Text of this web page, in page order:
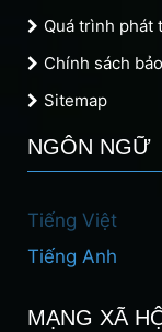
Quá trình phát
Chính sách
Sitemap
NGÔN NGỮ
Tiếng Việt
Tiếng Anh
MẠNG XÃ